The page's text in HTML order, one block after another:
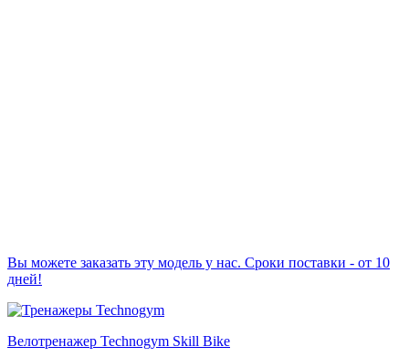
Вы можете заказать эту модель у нас. Сроки поставки - от 10
дней!
Велотренажер Technogym Skill Bike